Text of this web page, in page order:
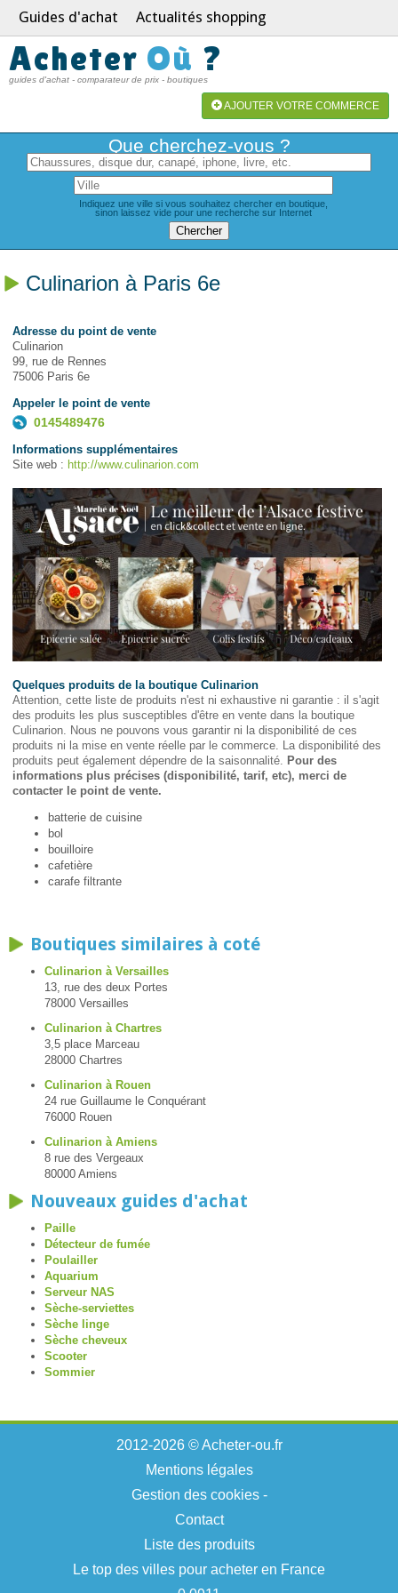
Guides d'achat Actualités shopping
Acheter Où ?
guides d'achat - comparateur de prix - boutiques
AJOUTER VOTRE COMMERCE
Que cherchez-vous ?
Indiquez une ville si vous souhaitez chercher en boutique,
sinon laissez vide pour une recherche sur Internet
Culinarion à Paris 6e
Adresse du point de vente
Culinarion
99, rue de Rennes
75006 Paris 6e
Appeler le point de vente
0145489476
Informations supplémentaires
Site web : http://www.culinarion.com
Quelques produits de la boutique Culinarion
Attention, cette liste de produits n'est ni exhaustive ni garantie : il s'agit
des produits les plus susceptibles d'être en vente dans la boutique
Culinarion. Nous ne pouvons vous garantir ni la disponibilité de ces
produits ni la mise en vente réelle par le commerce. La disponibilité des
produits peut également dépendre de la saisonnalité. Pour des
informations plus précises (disponibilité, tarif, etc), merci de
contacter le point de vente.
batterie de cuisine
bol
bouilloire
cafetière
carafe filtrante
Boutiques similaires à coté
Culinarion à Versailles
13, rue des deux Portes
78000 Versailles
Culinarion à Chartres
3,5 place Marceau
28000 Chartres
Culinarion à Rouen
24 rue Guillaume le Conquérant
76000 Rouen
Culinarion à Amiens
8 rue des Vergeaux
80000 Amiens
Nouveaux guides d'achat
Paille
Détecteur de fumée
Poulailler
Aquarium
Serveur NAS
Sèche-serviettes
Sèche linge
Sèche cheveux
Scooter
Sommier
2012-2026 © Acheter-ou.fr
Mentions légales
Gestion des cookies-
Contact
Liste des produits
Le top des villes pour acheter en France